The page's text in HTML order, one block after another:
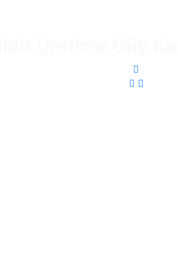
Previous